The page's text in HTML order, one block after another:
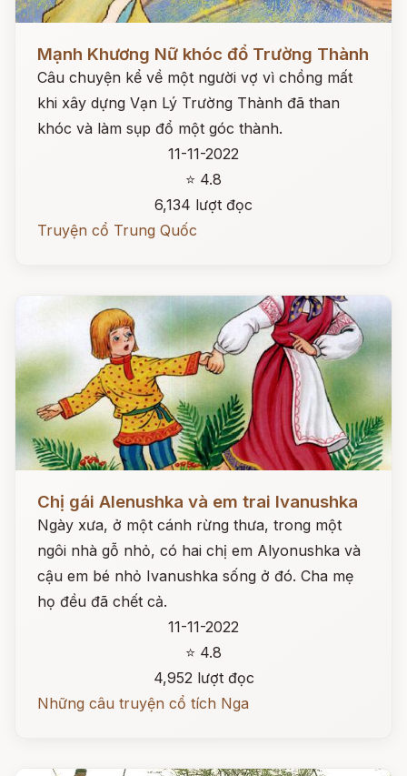
Mạnh Khương Nữ khóc đổ Trường Thành
Câu chuyện kể về một người vợ vì chồng mất
khi xây dựng Vạn Lý Trường Thành đã than
khóc và làm sụp đổ một góc thành.
11-11-2022
⭐ 4.8
6,134 lượt đọc
Truyện cổ Trung Quốc
Chị gái Alenushka và em trai Ivanushka
Ngày xưa, ở một cánh rừng thưa, trong một
ngôi nhà gỗ nhỏ, có hai chị em Alyonushka và
cậu em bé nhỏ Ivanushka sống ở đó. Cha mẹ
họ đều đã chết cả.
11-11-2022
⭐ 4.8
4,952 lượt đọc
Những câu truyện cổ tích Nga